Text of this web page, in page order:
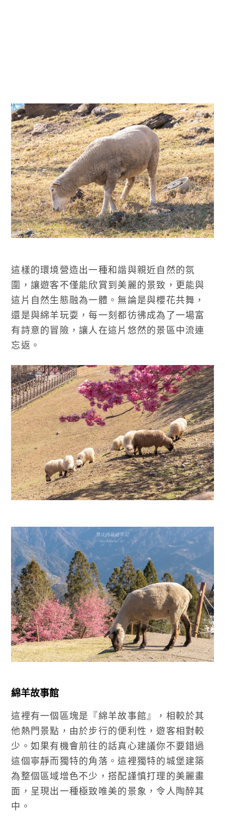
這樣的環境營造出一種和諧與親近自然的氛
圍，讓遊客不僅能欣賞到美麗的景致，更能與
這片自然生態融為一體。無論是與櫻花共舞，
還是與綿羊玩耍，每一刻都彷彿成為了一場富
有詩意的冒險，讓人在這片悠然的景區中流連
忘返。
綿羊故事館
這裡有一個區塊是『綿羊故事館』，相較於其
他熱門景點，由於步行的便利性，遊客相對較
少。如果有機會前往的話真心建議你不要錯過
這個寧靜而獨特的角落。這裡獨特的城堡建築
為整個區域增色不少，搭配謹慎打理的美麗畫
面，呈現出一種極致唯美的景象，令人陶醉其
中。